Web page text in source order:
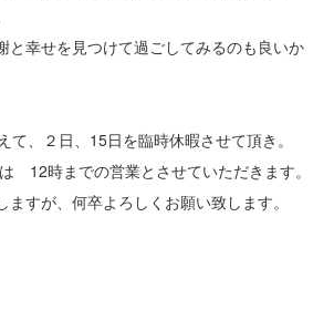
と幸せを見つけて過ごしてみるのも良いか
、２日、15日を臨時休暇させて頂き。
12時までの営業とさせていただきます。
すが、何卒よろしくお願い致します。